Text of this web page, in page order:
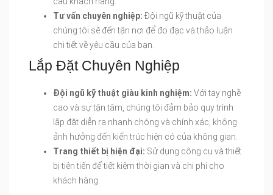
Tư vấn chuyên nghiệp: Đội ngũ kỹ thuật của
chúng tôi sẽ đến tận nơi để đo đạc và thảo luận
chi tiết về yêu cầu của bạn.
Lắp Đặt Chuyên Nghiệp
Đội ngũ kỹ thuật giàu kinh nghiệm: Với tay nghề
cao và sự tận tâm, chúng tôi đảm bảo quy trình
lắp đặt diễn ra nhanh chóng và chính xác, không
ảnh hưởng đến kiến trúc hiện có của không gian.
Trang thiết bị hiện đại: Sử dụng công cụ và thiết
bị tiên tiến để tiết kiệm thời gian và chi phí cho
khách hàng.